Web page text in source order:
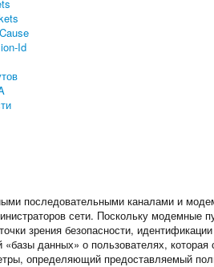
Id
последовательными каналами и
сети. Поскольку
зрения безопасности,
«базы данных» о пользователях,
определяющий предоставляемый